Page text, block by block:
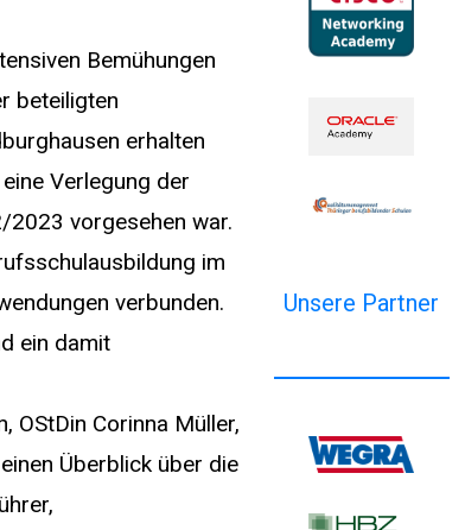
Bemühungen
beteiligten
erhalten
Verlegung der
2023 vorgesehen war.
im
verbunden.
ein damit
OStDin Corinna Müller,
Überblick über die
Unsere Partner